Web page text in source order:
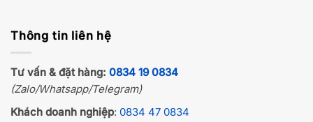
Thông tin liên hệ
Tư vấn & đặt hàng: 0834 19 0834
(Zalo/Whatsapp/Telegram)
Khách doanh nghiệp: 0834 47 0834